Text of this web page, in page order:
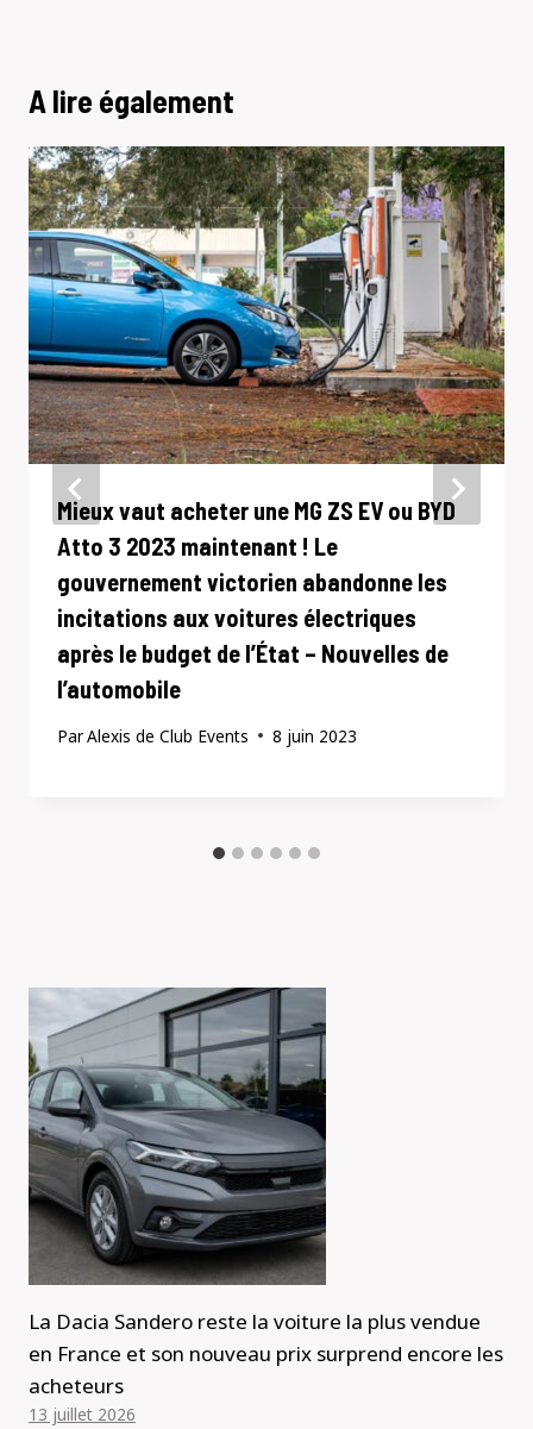
A lire également
Mieux vaut acheter une MG ZS EV ou BYD
Atto 3 2023 maintenant ! Le
gouvernement victorien abandonne les
incitations aux voitures électriques
après le budget de l’État – Nouvelles de
l’automobile
ParAlexis de Club Events 8 juin 2023
La Dacia Sandero reste la voiture la plus vendue
en France et son nouveau prix surprend encore les
acheteurs
13 juillet 2026